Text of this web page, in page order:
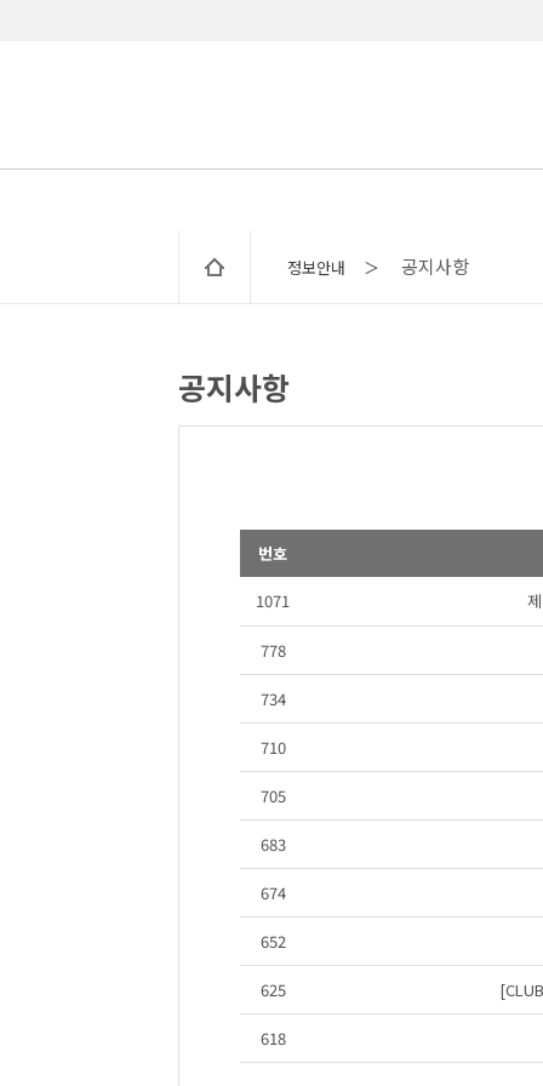
정보안내 ＞ 공지사항
공지사항
번호
1071
778
734
710
705
683
674
652
625
618